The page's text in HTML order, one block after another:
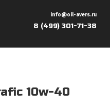
info@oil-avers.ru
8 (499) 301-71-38
10w-40